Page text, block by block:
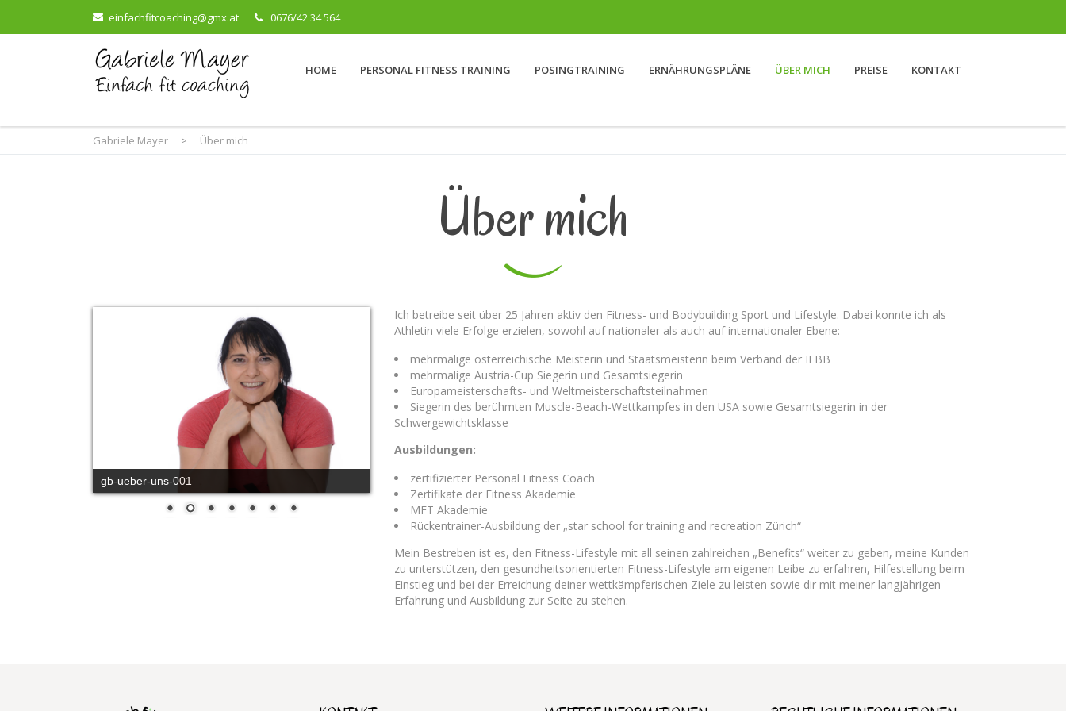
einfachfitcoaching@gmx.at 0676/42 34 564
HOME PERSONAL FITNESS TRAINING POSINGTRAINING ERNÄHRUNGSPLÄNE ÜBER MICH PREISE KONTAKT
Gabriele Mayer > Über mich
Über mich
gb-ueber-uns-001
Ich betreibe seit über 25 Jahren aktiv den Fitness- und Bodybuilding Sport und Lifestyle. Dabei konnte ich als
Athletin viele Erfolge erzielen, sowohl auf nationaler als auch auf internationaler Ebene:
mehrmalige österreichische Meisterin und Staatsmeisterin beim Verband der IFBB
mehrmalige Austria-Cup Siegerin und Gesamtsiegerin
Europameisterschafts- und Weltmeisterschaftsteilnahmen
Siegerin des berühmten Muscle-Beach-Wettkampfes in den USA sowie Gesamtsiegerin in der
Schwergewichtsklasse
Ausbildungen:
zertifizierter Personal Fitness Coach
Zertifikate der Fitness Akademie
MFT Akademie
Rückentrainer-Ausbildung der „star school for training and recreation Zürich“
Mein Bestreben ist es, den Fitness-Lifestyle mit all seinen zahlreichen „Benefits“ weiter zu geben, meine Kunden
zu unterstützen, den gesundheitsorientierten Fitness-Lifestyle am eigenen Leibe zu erfahren, Hilfestellung beim
Einstieg und bei der Erreichung deiner wettkämpferischen Ziele zu leisten sowie dir mit meiner langjährigen
Erfahrung und Ausbildung zur Seite zu stehen.